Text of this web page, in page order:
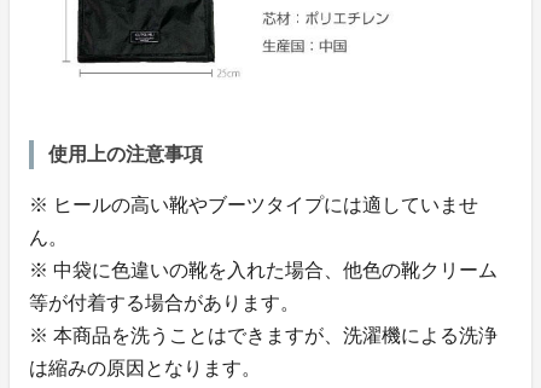
使用上の注意事項
※ ヒールの高い靴やブーツタイプには適していませ
ん。
※ 中袋に色違いの靴を入れた場合、他色の靴クリーム
等が付着する場合があります。
※ 本商品を洗うことはできますが、洗濯機による洗浄
は縮みの原因となります。